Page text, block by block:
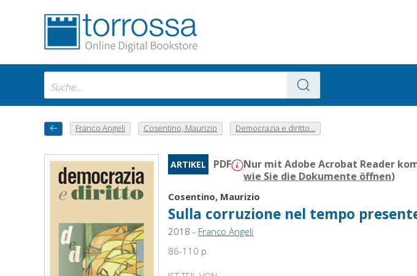
Franco Angeli Cosentino, Maurizio Democrazia e diritto...
ARTIKEL PDF Nur mit Adobe Acrobat Reader
wie Sie die Dokumente öffnen)
Cosentino, Maurizio
Sulla corruzione nel tempo
2018 - Franco Angeli
86-110 p.